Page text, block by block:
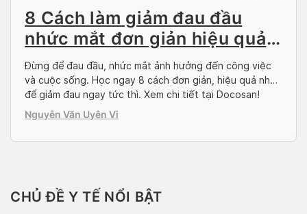
8 Cách làm giảm đau đầu
nhức mắt đơn giản hiệu quả
nhất
Đừng để đau đầu, nhức mắt ảnh hưởng đến công việc
và cuộc sống. Học ngay 8 cách đơn giản, hiệu quả nhất
để giảm đau ngay tức thì. Xem chi tiết tại Docosan!
Nguyễn Văn Uyên Vi
CHỦ ĐỀ Y TẾ NỔI BẬT